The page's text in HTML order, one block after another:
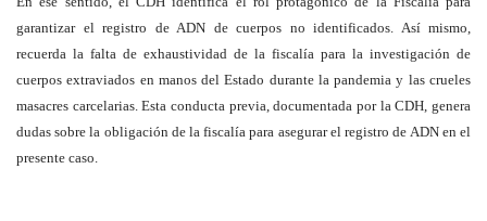
garantizar el registro de ADN de cuerpos no identificados. Así mismo,
recuerda la falta de exhaustividad de la fiscalía para la investigación de
cuerpos extraviados en manos del Estado durante la pandemia y las crueles
masacres carcelarias. Esta conducta previa, documentada por la CDH, genera
dudas sobre la obligación de la fiscalía para asegurar el registro de ADN en el
presente caso.